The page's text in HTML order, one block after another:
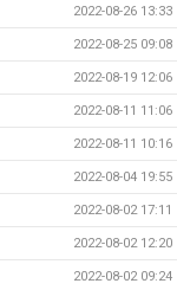
2022-08-26 13:33
2022-08-25 09:08
2022-08-19 12:06
2022-08-11 11:06
2022-08-11 10:16
2022-08-04 19:55
2022-08-02 17:11
2022-08-02 12:20
2022-08-02 09:24